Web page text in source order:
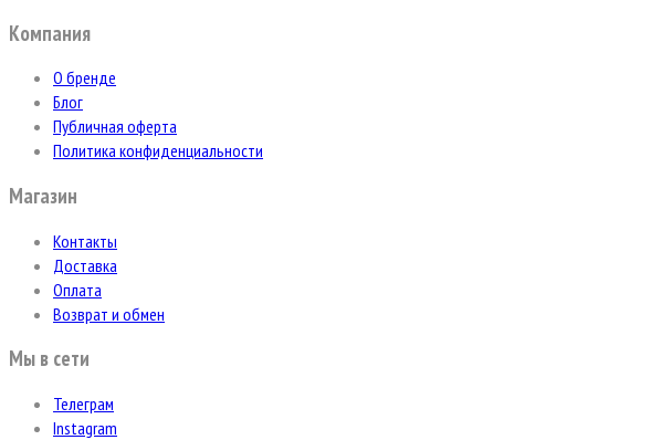
Компания
О бренде
Блог
Публичная оферта
Политика конфиденциальности
Магазин
Контакты
Доставка
Оплата
Возврат и обмен
Мы в сети
Телеграм
Instagram